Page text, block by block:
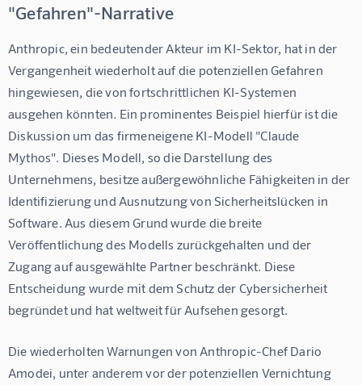
"Gefahren"-Narrative
Anthropic, ein bedeutender Akteur im KI-Sektor, hat in der
Vergangenheit wiederholt auf die potenziellen Gefahren
hingewiesen, die von fortschrittlichen KI-Systemen
ausgehen könnten. Ein prominentes Beispiel hierfür ist die
Diskussion um das firmeneigene KI-Modell "Claude
Mythos". Dieses Modell, so die Darstellung des
Unternehmens, besitze außergewöhnliche Fähigkeiten in der
Identifizierung und Ausnutzung von Sicherheitslücken in
Software. Aus diesem Grund wurde die breite
Veröffentlichung des Modells zurückgehalten und der
Zugang auf ausgewählte Partner beschränkt. Diese
Entscheidung wurde mit dem Schutz der Cybersicherheit
begründet und hat weltweit für Aufsehen gesorgt.
Die wiederholten Warnungen von Anthropic-Chef Dario
Amodei, unter anderem vor der potenziellen Vernichtung